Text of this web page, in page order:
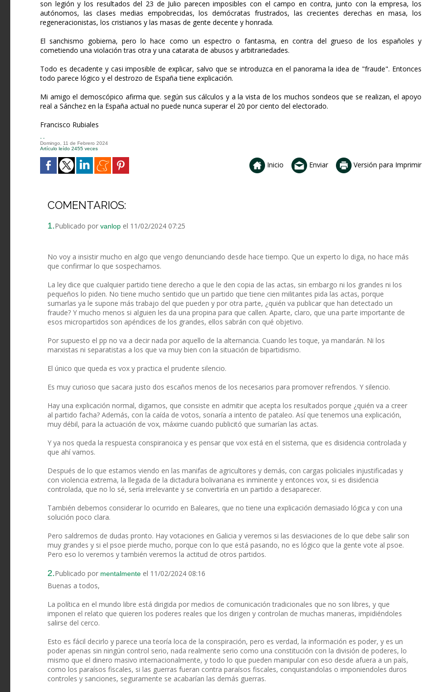
son legión y los resultados del 23 de Julio parecen imposibles con el campo en contra, junto con la empresa, los
autónomos, las clases medias empobrecidas, los demócratas frustrados, las crecientes derechas en masa, los
regeneracionistas, los cristianos y las masas de gente decente y honrada.
El sanchismo gobierna, pero lo hace como un espectro o fantasma, en contra del grueso de los españoles y
cometiendo una violación tras otra y una catarata de abusos y arbitrariedades.
Todo es decadente y casi imposible de explicar, salvo que se introduzca en el panorama la idea de "fraude". Entonces
todo parece lógico y el destrozo de España tiene explicación.
Mi amigo el demoscópico afirma que. según sus cálculos y a la vista de los muchos sondeos que se realizan, el apoyo
real a Sánchez en la España actual no puede nunca superar el 20 por ciento del electorado.
Francisco Rubiales
- -
Domingo, 11 de Febrero 2024
Artículo leído 2455 veces
Inicio Enviar Versión para Imprimir
COMENTARIOS:
1.Publicado por vanlop el 11/02/2024 07:25
No voy a insistir mucho en algo que vengo denunciando desde hace tiempo. Que un experto lo diga, no hace más
que confirmar lo que sospechamos.
La ley dice que cualquier partido tiene derecho a que le den copia de las actas, sin embargo ni los grandes ni los
pequeños lo piden. No tiene mucho sentido que un partido que tiene cien militantes pida las actas, porque
sumarlas ya le supone más trabajo del que pueden y por otra parte, ¿quién va publicar que han detectado un
fraude? Y mucho menos si alguien les da una propina para que callen. Aparte, claro, que una parte importante de
esos micropartidos son apéndices de los grandes, ellos sabrán con qué objetivo.
Por supuesto el pp no va a decir nada por aquello de la alternancia. Cuando les toque, ya mandarán. Ni los
marxistas ni separatistas a los que va muy bien con la situación de bipartidismo.
El único que queda es vox y practica el prudente silencio.
Es muy curioso que sacara justo dos escaños menos de los necesarios para promover refrendos. Y silencio.
Hay una explicación normal, digamos, que consiste en admitir que acepta los resultados porque ¿quién va a creer
al partido facha? Además, con la caída de votos, sonaría a intento de pataleo. Así que tenemos una explicación,
muy débil, para la actuación de vox, máxime cuando publicitó que sumarían las actas.
Y ya nos queda la respuesta conspiranoica y es pensar que vox está en el sistema, que es disidencia controlada y
que ahí vamos.
Después de lo que estamos viendo en las manifas de agricultores y demás, con cargas policiales injustificadas y
con violencia extrema, la llegada de la dictadura bolivariana es inminente y entonces vox, si es disidencia
controlada, que no lo sé, sería irrelevante y se convertiría en un partido a desaparecer.
También debemos considerar lo ocurrido en Baleares, que no tiene una explicación demasiado lógica y con una
solución poco clara.
Pero saldremos de dudas pronto. Hay votaciones en Galicia y veremos si las desviaciones de lo que debe salir son
muy grandes y si el psoe pierde mucho, porque con lo que está pasando, no es lógico que la gente vote al psoe.
Pero eso lo veremos y también veremos la actitud de otros partidos.
2.Publicado por mentalmente el 11/02/2024 08:16
Buenas a todos,
La política en el mundo libre está dirigida por medios de comunicación tradicionales que no son libres, y que
imponen el relato que quieren los poderes reales que los dirigen y controlan de muchas maneras, impidiéndoles
salirse del cerco.
Esto es fácil decirlo y parece una teoría loca de la conspiración, pero es verdad, la información es poder, y es un
poder apenas sin ningún control serio, nada realmente serio como una constitución con la división de poderes, lo
mismo que el dinero masivo internacionalmente, y todo lo que pueden manipular con eso desde afuera a un país,
como los paraísos fiscales, si las guerras fueran contra paraísos fiscales, conquistandolas o imponiendoles duros
controles y sanciones, seguramente se acabarían las demás guerras.